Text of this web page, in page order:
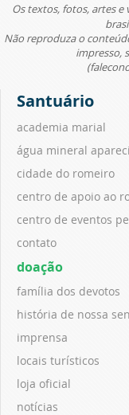
Os textos, fotos, artes e
Não reproduza o
impresso,
Santuário
academia marial
água mineral
cidade do romeiro
centro de apoio ao
centro de eventos
contato
doação
família dos devotos
história de nossa
imprensa
locais turísticos
loja oficial
notícias